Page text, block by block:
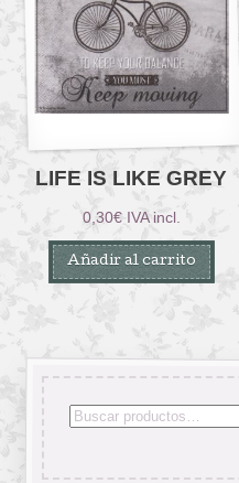
LIFE IS LIKE GREY
0,30€ IVA incl.
Añadir al carrito
Buscar